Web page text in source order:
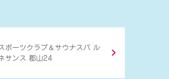
ポーツクラブ ＆ サウナスパ ル
サンス 郡山24